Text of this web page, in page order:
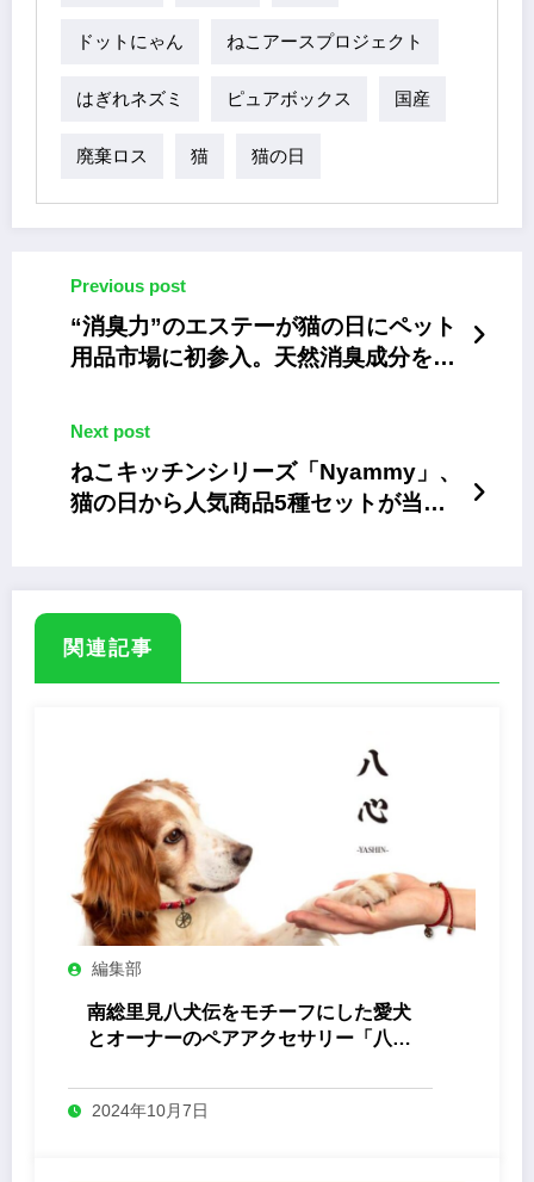
ドットにゃん ねこアースプロジェクト
はぎれネズミ ピュアボックス 国産
廃棄ロス 猫 猫の日
Previous post
“消臭力”のエステーが猫の日にペット
用品市場に初参入。天然消臭成分を配
Next post
ねこキッチンシリーズ「Nyammy」、
猫の日から人気商品5種セットが当た
関連記事
編集部
南総里見八犬伝をモチーフにした愛犬
とオーナーのペアアクセサリー「八心
2024年10月7日